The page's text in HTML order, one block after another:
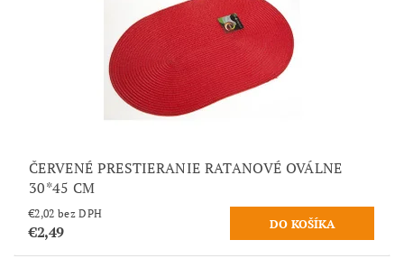
ČERVENÉ PRESTIERANIE RATANOVÉ OVÁLNE
30*45 CM
€2,02 bez DPH
€2,49